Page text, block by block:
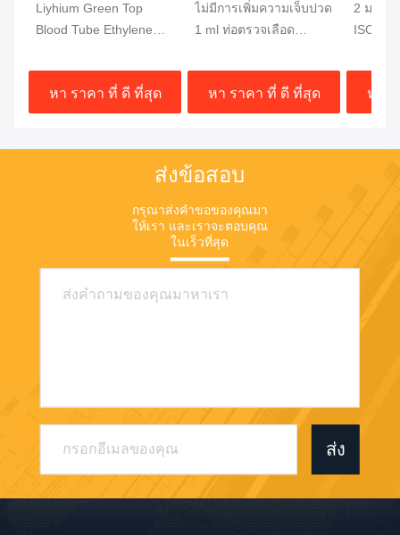
Liyhium Green Top
Blood Tube Ethylene
ISO13485
หา ราคา ที่ ดี ที่สุด
ไม่มีการเพิ่มความเจ็บปวด
1 ml ท่อตรวจเลือด
ทางการแพทย์ทางคลินิก
หา ราคา ที่ ดี ที่สุด
2 มล ท่
แบบว่าง
หา
ส่งข้อสอบ
กรุณาส่งคําขอของคุณมา
ให้เรา และเราจะตอบคุณ
ในเร็วที่สุด
ส่ง